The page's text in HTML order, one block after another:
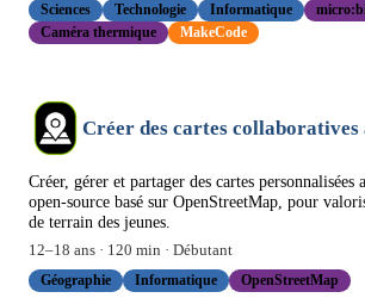
Sciences
Technologie Informatique
Caméra thermique
MakeCode
Créer des cartes collaboratives
Créer, gérer et partager des cartes
open-source basé sur OpenStreetMap, pour
de terrain des jeunes.
12–18 ans · 120 min · Débutant
Géographie
Informatique OpenStreetMap